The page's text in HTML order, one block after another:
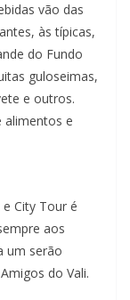
vão das
às típicas,
do Fundo
guloseimas,
e outros.
alimentos e
City Tour é
aos
um serão
do Vali.